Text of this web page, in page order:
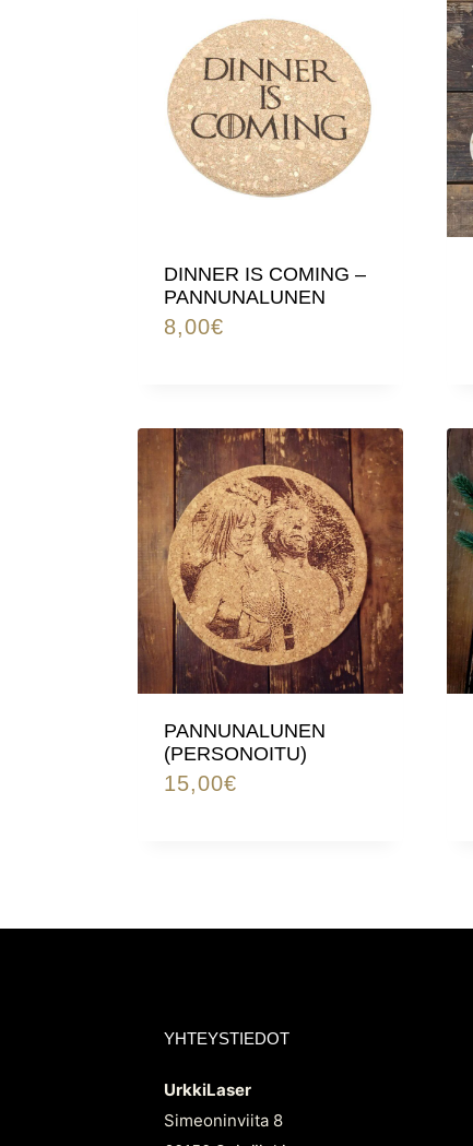
DINNER IS COMING –
PANNUNALUNEN
8,00€
PANNUNALUNEN
(PERSONOITU)
15,00€
YHTEYSTIEDOT
UrkkiLaser
Simeoninviita 8